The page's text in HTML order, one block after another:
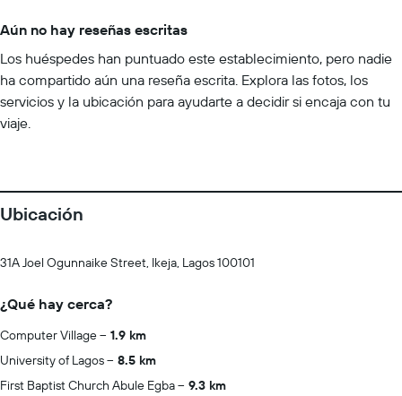
Aún no hay reseñas escritas
Los huéspedes han puntuado este establecimiento, pero nadie
ha compartido aún una reseña escrita. Explora las fotos, los
servicios y la ubicación para ayudarte a decidir si encaja con tu
viaje.
Ubicación
31A Joel Ogunnaike Street, Ikeja, Lagos 100101
¿Qué hay cerca?
Computer Village
1.9 km
University of Lagos
8.5 km
First Baptist Church Abule Egba
9.3 km